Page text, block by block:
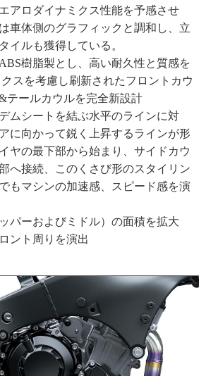
アロダイナミクス性能を予感させ
車体側のグラフィックと調和し、立
イルも獲得している。
樹脂製とし、高い耐久性と質感を
スを考慮し刷新されたフロントカウ
テールカウルを完全新設計
ムシートを結ぶ水平のラインに対
に向かって鋭く上昇するラインが形
ヤの最下部から始まり、サイドカウ
へ接続、このくさび形のスタイリン
もマシンの加速感、スピード感を演
パーおよびミドル）の面積を拡大
ント周りを演出